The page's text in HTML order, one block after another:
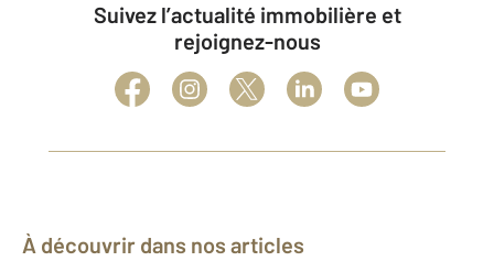
Suivez l’actualité immobilière et
rejoignez-nous
À découvrir dans nos articles